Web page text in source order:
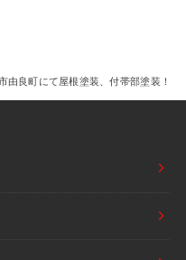
由良町にて屋根塗装、付帯部塗装！